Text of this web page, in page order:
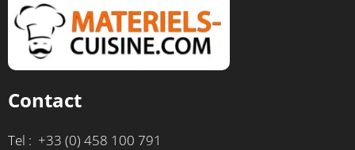
Contact
Tel : +33 (0) 458 100 791